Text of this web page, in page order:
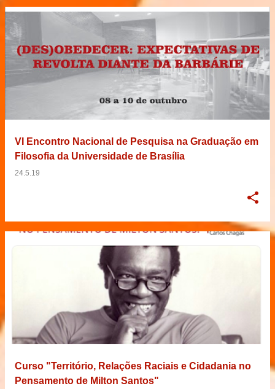
VI Encontro Nacional de Pesquisa na Graduação em
Filosofia da Universidade de Brasília
24.5.19
Curso "Território, Relações Raciais e Cidadania no
Pensamento de Milton Santos"